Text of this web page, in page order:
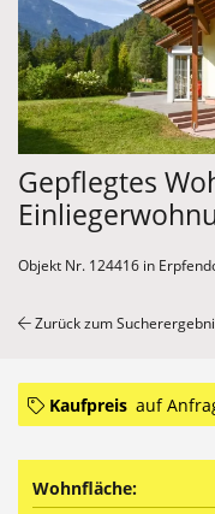
Nächstes Bild
Gepflegtes
Objekt Nr. 124416 in
Zurück zum
Kaufpreis auf
Wohnfläche: